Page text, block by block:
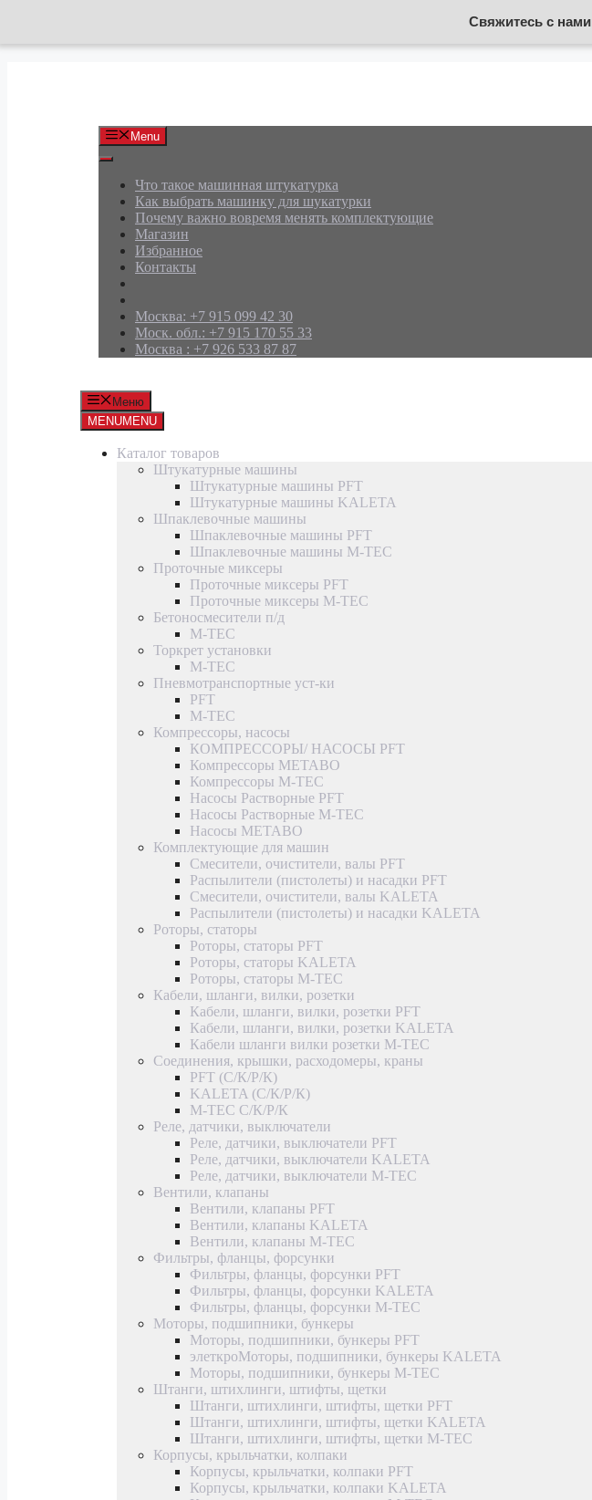
Свяжитесь с нами
Menu
Что такое машинная штукатурка
Как выбрать машинку для шукатурки
Почему важно вовремя менять комплектующие
Магазин
Избранное
Контакты
Москва: +7 915 099 42 30
Моск. обл.: +7 915 170 55 33
Москва : +7 926 533 87 87
Меню
MENUMENU
Каталог товаров
Штукатурные машины
Штукатурные машины PFT
Штукатурные машины KALETA
Шпаклевочные машины
Шпаклевочные машины PFT
Шпаклевочные машины M-TEC
Проточные миксеры
Проточные миксеры PFT
Проточные миксеры M-TEC
Бетоносмесители п/д
M-TEC
Торкрет установки
M-TEC
Пневмотранспортные уст-ки
PFT
M-TEC
Компрессоры, насосы
КОМПРЕССОРЫ/ НАСОСЫ PFT
Компрессоры METABO
Компрессоры M-TEC
Насосы Растворные PFT
Насосы Растворные M-TEC
Насосы METABO
Комплектующие для машин
Смесители, очистители, валы PFT
Распылители (пистолеты) и насадки PFT
Смесители, очистители, валы KALETA
Распылители (пистолеты) и насадки KALETA
Роторы, статоры
Роторы, статоры PFT
Роторы, статоры KALETA
Роторы, статоры M-TEC
Кабели, шланги, вилки, розетки
Кабели, шланги, вилки, розетки PFT
Кабели, шланги, вилки, розетки KALETA
Кабели шланги вилки розетки M-TEC
Соединения, крышки, расходомеры, краны
PFT (С/К/Р/К)
KALETA (С/К/Р/К)
M-TEC С/К/Р/К
Реле, датчики, выключатели
Реле, датчики, выключатели PFT
Реле, датчики, выключатели KALETA
Реле, датчики, выключатели M-TEC
Вентили, клапаны
Вентили, клапаны PFT
Вентили, клапаны KALETA
Вентили, клапаны M-TEC
Фильтры, фланцы, форсунки
Фильтры, фланцы, форсунки PFT
Фильтры, фланцы, форсунки KALETA
Фильтры, фланцы, форсунки M-TEC
Моторы, подшипники, бункеры
Моторы, подшипники, бункеры PFT
элеткроМоторы, подшипники, бункеры KALETA
Моторы, подшипники, бункеры M-TEC
Штанги, штихлинги, штифты, щетки
Штанги, штихлинги, штифты, щетки PFT
Штанги, штихлинги, штифты, щетки KALETA
Штанги, штихлинги, штифты, щетки M-TEC
Корпусы, крыльчатки, колпаки
Корпусы, крыльчатки, колпаки PFT
Корпусы, крыльчатки, колпаки KALETA